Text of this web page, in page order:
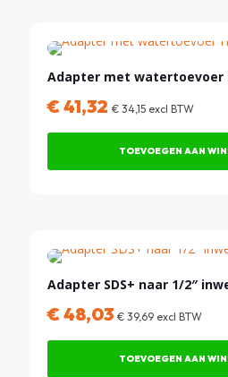
Adapter met watertoevoer
€41,32 € 34,15 excl BTW
TOEVOEGEN AAN
Adapter SDS+ naar 1/2″
€48,03 € 39,69 excl BTW
TOEVOEGEN AAN